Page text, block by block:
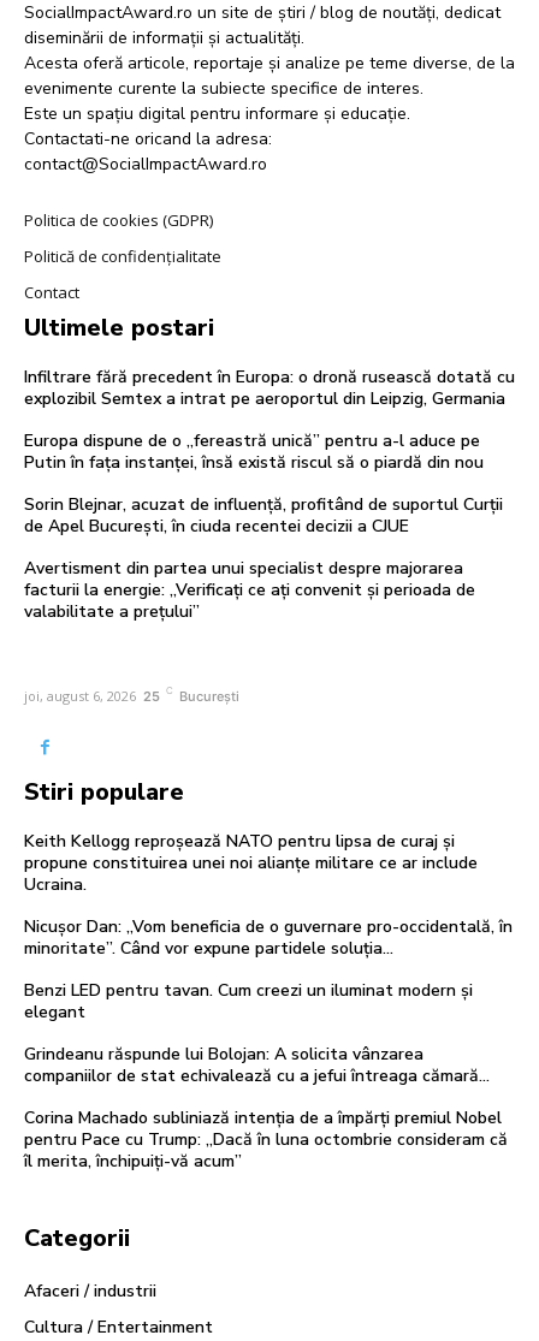
SocialImpactAward.ro un site de știri / blog de noutăți, dedicat
diseminării de informații și actualități.
Acesta oferă articole, reportaje și analize pe teme diverse, de la
evenimente curente la subiecte specifice de interes.
Este un spațiu digital pentru informare și educație.
Contactati-ne oricand la adresa:
contact@SocialImpactAward.ro
Politica de cookies (GDPR)
Politică de confidențialitate
Contact
Ultimele postari
Infiltrare fără precedent în Europa: o dronă rusească dotată cu
explozibil Semtex a intrat pe aeroportul din Leipzig, Germania
Europa dispune de o „fereastră unică” pentru a-l aduce pe
Putin în fața instanței, însă există riscul să o piardă din nou
Sorin Blejnar, acuzat de influență, profitând de suportul Curții
de Apel București, în ciuda recentei decizii a CJUE
Avertisment din partea unui specialist despre majorarea
facturii la energie: „Verificați ce ați convenit și perioada de
valabilitate a prețului”
joi, august 6, 2026 25 C București
Stiri populare
Keith Kellogg reproșează NATO pentru lipsa de curaj și
propune constituirea unei noi alianțe militare ce ar include
Ucraina.
Nicușor Dan: „Vom beneficia de o guvernare pro-occidentală, în
minoritate”. Când vor expune partidele soluția…
Benzi LED pentru tavan. Cum creezi un iluminat modern și
elegant
Grindeanu răspunde lui Bolojan: A solicita vânzarea
companiilor de stat echivalează cu a jefui întreaga cămară…
Corina Machado subliniază intenția de a împărți premiul Nobel
pentru Pace cu Trump: „Dacă în luna octombrie consideram că
îl merita, închipuiți-vă acum”
Categorii
Afaceri / industrii
Cultura / Entertainment